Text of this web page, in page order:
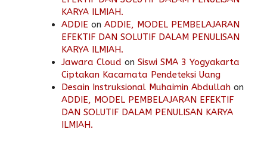
KARYA ILMIAH.
ADDIE on ADDIE, MODEL PEMBELAJARAN
EFEKTIF DAN SOLUTIF DALAM PENULISAN
KARYA ILMIAH.
Jawara Cloud on Siswi SMA 3 Yogyakarta
Ciptakan Kacamata Pendeteksi Uang
Desain Instruksional Muhaimin Abdullah on
ADDIE, MODEL PEMBELAJARAN EFEKTIF
DAN SOLUTIF DALAM PENULISAN KARYA
ILMIAH.